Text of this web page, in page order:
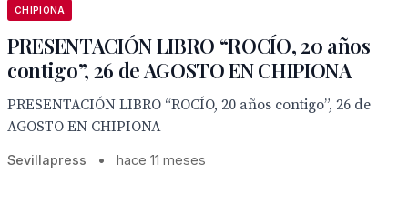
CHIPIONA
PRESENTACIÓN LIBRO “ROCÍO, 20 años
contigo”, 26 de AGOSTO EN CHIPIONA
PRESENTACIÓN LIBRO “ROCÍO, 20 años contigo”, 26 de
AGOSTO EN CHIPIONA
Sevillapress • hace 11 meses